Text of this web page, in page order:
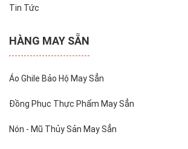
Tin Tức
HÀNG MAY SẴN
Áo Ghile Bảo Hộ May Sẳn
Đồng Phục Thực Phẩm May Sẳn
Nón - Mũ Thủy Sản May Sẳn